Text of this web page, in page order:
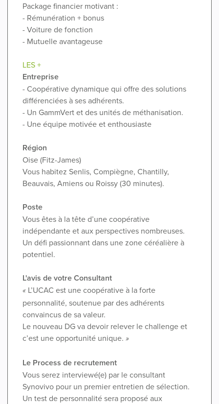
Package financier motivant :
- Rémunération + bonus
- Voiture de fonction
- Mutuelle avantageuse
LES +
Entreprise
- Coopérative dynamique qui offre des solutions
différenciées à ses adhérents.
- Un GammVert et des unités de méthanisation.
- Une équipe motivée et enthousiaste
Région
Oise (Fitz-James)
Vous habitez Senlis, Compiègne, Chantilly,
Beauvais, Amiens ou Roissy (30 minutes).
Poste
Vous êtes à la tête d’une coopérative
indépendante et aux perspectives nombreuses.
Un défi passionnant dans une zone céréalière à
potentiel.
L'avis de votre Consultant
« L’UCAC est une coopérative à la forte
personnalité, soutenue par des adhérents
convaincus de sa valeur.
Le nouveau DG va devoir relever le challenge et
c’est une opportunité unique. »
Le Process de recrutement
Vous serez interviewé(e) par le consultant
Synovivo pour un premier entretien de sélection.
Un test de personnalité sera proposé aux